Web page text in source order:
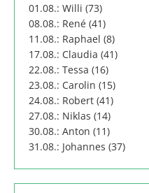
01.08.: Willi (73)
08.08.: René (41)
11.08.: Raphael (8)
17.08.: Claudia (41)
22.08.: Tessa (16)
23.08.: Carolin (15)
24.08.: Robert (41)
27.08.: Niklas (14)
30.08.: Anton (11)
31.08.: Johannes (37)